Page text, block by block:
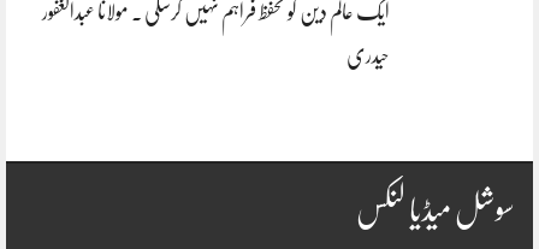
ایک عالم دین کو تحفظ فراہم نہیں کرسکی . مولانا عبدالغفور
حیدری
سوشل میڈیا لنکس